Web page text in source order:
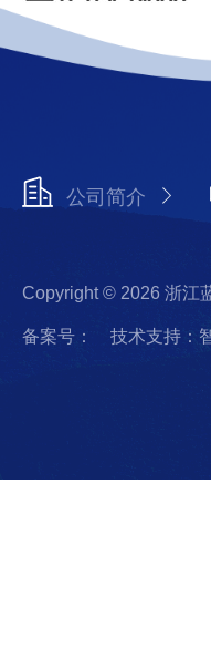
公司简介
Copyright © 2026 浙江
备案号： 技术支持：